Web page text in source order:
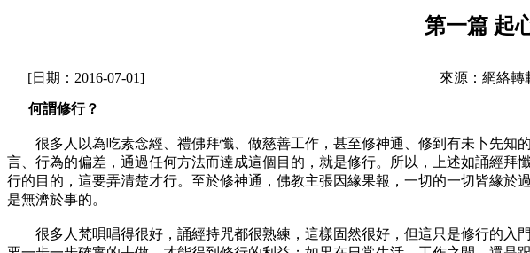
第一篇 起
[日期：2016-07-01] 來源：網絡
何謂修行？
很多人以為吃素念經、禮佛拜懺、做慈善工作，甚至修神通、修到有未卜先知
言、行為的偏差，通過任何方法而達成這個目的，就是修行。所以，上述如誦經
行的目的，這要弄清楚才行。至於修神通，佛教主張因緣果報，一切的一切皆緣
是無濟於事的。
很多人梵唄唱得很好，誦經持咒都很熟練，這樣固然很好，但這只是修行的入